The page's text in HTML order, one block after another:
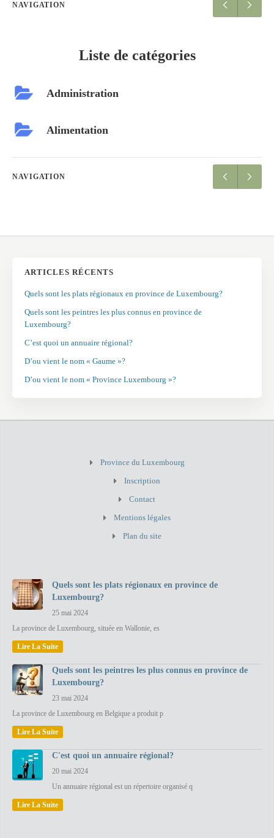
NAVIGATION
Liste de catégories
Administration
Alimentation
NAVIGATION
ARTICLES RÉCENTS
Quels sont les plats régionaux en province de Luxembourg?
Quels sont les peintres les plus connus en province de
Luxembourg?
C’est quoi un annuaire régional?
D’ou vient le nom « Gaume »?
D’ou vient le nom « Province Luxembourg »?
Province du Luxembourg
Inscription
Contact
Mentions légales
Plan du site
Quels sont les plats régionaux en province de
Luxembourg?
25 mai 2024
La province de Luxembourg, située en Wallonie, es
Lire La Suite
Quels sont les peintres les plus connus en province de
Luxembourg?
23 mai 2024
La province de Luxembourg en Belgique a produit p
Lire La Suite
C'est quoi un annuaire régional?
20 mai 2024
Un annuaire régional est un répertoire organisé q
Lire La Suite